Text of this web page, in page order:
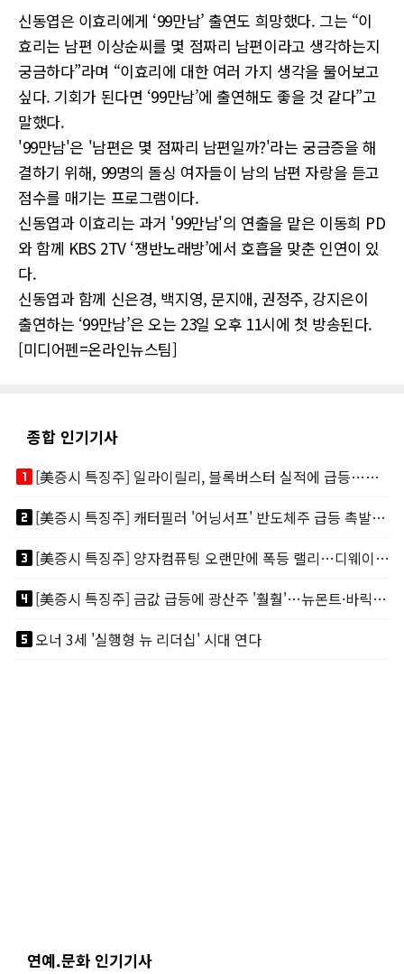
신동엽은 이효리에게 ‘99만남’ 출연도 희망했다. 그는 “이
효리는 남편 이상순씨를 몇 점짜리 남편이라고 생각하는지
궁금하다”라며 “이효리에 대한 여러 가지 생각을 물어보고
싶다. 기회가 된다면 ‘99만남’에 출연해도 좋을 것 같다”고
말했다.
'99만남'은 '남편은 몇 점짜리 남편일까?'라는 궁금증을 해
결하기 위해, 99명의 돌싱 여자들이 남의 남편 자랑을 듣고
점수를 매기는 프로그램이다.
신동엽과 이효리는 과거 '99만남'의 연출을 맡은 이동희 PD
와 함께 KBS 2TV ‘쟁반노래방’에서 호흡을 맞춘 인연이 있
다.
신동엽과 함께 신은경, 백지영, 문지애, 권정주, 강지은이
출연하는 ‘99만남’은 오는 23일 오후 11시에 첫 방송된다.
[미디어펜=온라인뉴스팀]
종합 인기기사
looks_one
[美증시 특징주] 일라이릴리, 블록버스터 실적에 급등…마운자로 매출 폭발
looks_two
[美증시 특징주] 캐터필러 '어닝서프' 반도체주 급등 촉발…"AI 데이터센터 건설 강력"
looks_3
[美증시 특징주] 양자컴퓨팅 오랜만에 폭등 랠리…디웨이브·아이온큐 주도
looks_4
[美증시 특징주] 금값 급등에 광산주 '훨훨'…뉴몬트·바릭마이닝 주도
looks_5오너 3세 '실행형 뉴 리더십' 시대 연다
연예.문화 인기기사